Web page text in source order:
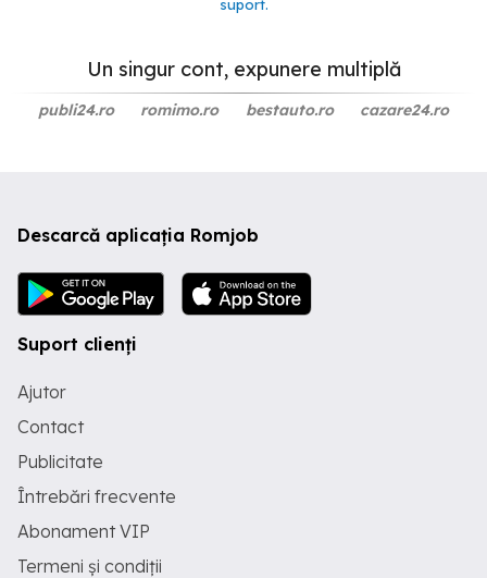
suport.
Un singur cont, expunere multiplă
publi24.ro romimo.ro bestauto.ro cazare24.ro
Descarcă aplicația Romjob
Suport clienți
Ajutor
Contact
Publicitate
Întrebări frecvente
Abonament VIP
Termeni și condiții